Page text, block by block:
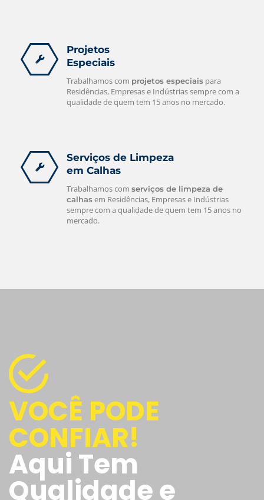
Projetos
Especiais
Trabalhamos com projetos especiais para
Residências, Empresas e Indústrias sempre com a
qualidade de quem tem 15 anos no mercado.
Serviços de Limpeza
em Calhas
Trabalhamos com serviços de limpeza de
calhasem Residências, Empresas e Indústrias
sempre com a qualidade de quem tem 15 anos no
mercado.
VOCÊ PODE
CONFIAR!
Aqui Tem
Qualidade e